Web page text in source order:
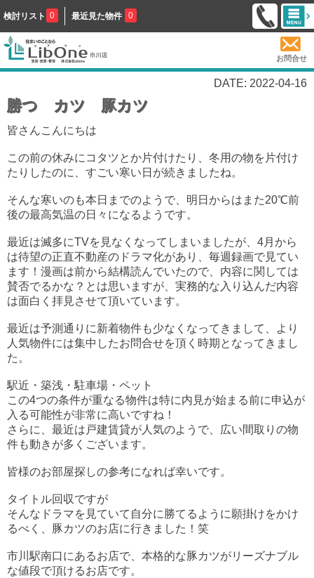
検討リスト 0 最近見た物件 0
お問合せ
DATE: 2022-04-16
勝つ カツ 豚カツ
皆さんこんにちは
この前の休みにコタツとか片付けたり、冬用の物を片付け
たりしたのに、すごい寒い日が続きましたね。
そんな寒いのも本日までのようで、明日からはまた20℃前
後の最高気温の日々になるようです。
最近は滅多にTVを見なくなってしまいましたが、4月から
は待望の正直不動産のドラマ化があり、毎週録画で見てい
ます！漫画は前から結構読んでいたので、内容に関しては
賛否でるかな？とは思いますが、実務的な入り込んだ内容
は面白く拝見させて頂いています。
最近は予測通りに新着物件も少なくなってきまして、より
人気物件には集中したお問合せを頂く時期となってきまし
た。
駅近・築浅・駐車場・ペット
この4つの条件が重なる物件は特に内見が始まる前に申込が
入る可能性が非常に高いですね！
さらに、最近は戸建賃貸が人気のようで、広い間取りの物
件も動きが多くございます。
皆様のお部屋探しの参考になれば幸いです。
タイトル回収ですが
そんなドラマを見ていて自分に勝てるように願掛けをかけ
るべく、豚カツのお店に行きました！笑
市川駅南口にあるお店で、本格的な豚カツがリーズナブル
な値段で頂けるお店です。